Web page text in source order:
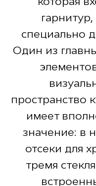
специально
Один из
пространство
имеет
значение: в
отсеки для
тремя